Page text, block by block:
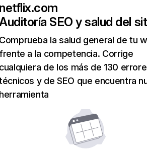
netflix.com
SEO y salud del
Comprueba la salud general de tu
frente a la competencia. Corrige
cualquiera de los más de 130
y de SEO que encuentra
herramienta